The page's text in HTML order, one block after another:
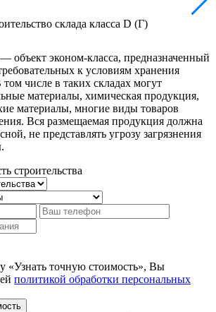
объект эконом-класса, предназначенный
к условиям хранения
числе в таких складах могут
материалы, химическая продукция,
материалы, многие виды товаров
Вся размещаемая продукция должна
не представлять угрозу загрязнения
строительства
«Узнать точную стоимость», Вы
политикой обработки персональных